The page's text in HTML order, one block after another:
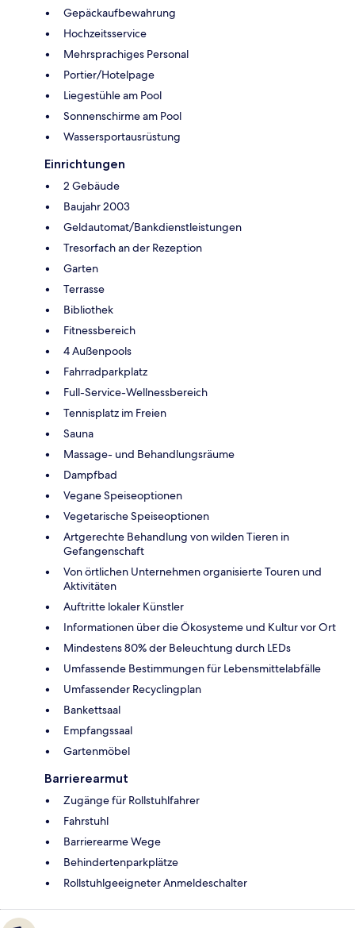
Gepäckaufbewahrung
Hochzeitsservice
Mehrsprachiges Personal
Portier/Hotelpage
Liegestühle am Pool
Sonnenschirme am Pool
Wassersportausrüstung
Einrichtungen
2 Gebäude
Baujahr 2003
Geldautomat/Bankdienstleistungen
Tresorfach an der Rezeption
Garten
Terrasse
Bibliothek
Fitnessbereich
4 Außenpools
Fahrradparkplatz
Full-Service-Wellnessbereich
Tennisplatz im Freien
Sauna
Massage- und Behandlungsräume
Dampfbad
Vegane Speiseoptionen
Vegetarische Speiseoptionen
Artgerechte Behandlung von wilden Tieren in
Gefangenschaft
Von örtlichen Unternehmen organisierte Touren und
Aktivitäten
Auftritte lokaler Künstler
Informationen über die Ökosysteme und Kultur vor Ort
Mindestens 80% der Beleuchtung durch LEDs
Umfassende Bestimmungen für Lebensmittelabfälle
Umfassender Recyclingplan
Bankettsaal
Empfangssaal
Gartenmöbel
Barrierearmut
Zugänge für Rollstuhlfahrer
Fahrstuhl
Barrierearme Wege
Behindertenparkplätze
Rollstuhlgeeigneter Anmeldeschalter